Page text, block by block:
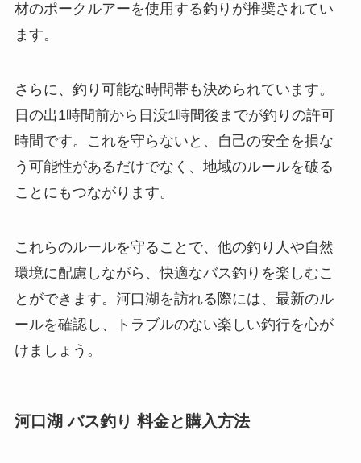
材のポークルアーを使用する釣りが推奨されてい
ます。
さらに、釣り可能な時間帯も決められています。
日の出1時間前から日没1時間後までが釣りの許可
時間です。これを守らないと、自己の安全を損な
う可能性があるだけでなく、地域のルールを破る
ことにもつながります。
これらのルールを守ることで、他の釣り人や自然
環境に配慮しながら、快適なバス釣りを楽しむこ
とができます。河口湖を訪れる際には、最新のル
ールを確認し、トラブルのない楽しい釣行を心が
けましょう。
河口湖 バス釣り 料金と購入方法